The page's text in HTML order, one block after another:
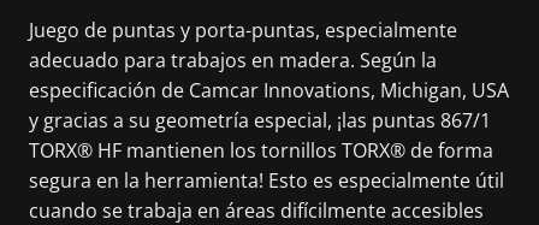
Juego de puntas y porta-puntas, especialmente
adecuado para trabajos en madera. Según la
especificación de Camcar Innovations, Michigan, USA
y gracias a su geometría especial, ¡las puntas 867/1
TORX® HF mantienen los tornillos TORX® de forma
segura en la herramienta! Esto es especialmente útil
cuando se trabaja en áreas difícilmente accesibles